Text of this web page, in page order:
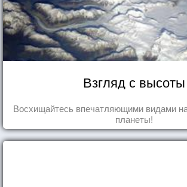
Взгляд с высоты
Восхищайтесь впечатляющими видами
планеты!